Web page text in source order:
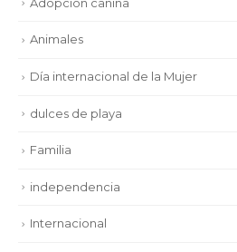
Animales
Día internacional de la Mujer
dulces de playa
Familia
independencia
Internacional